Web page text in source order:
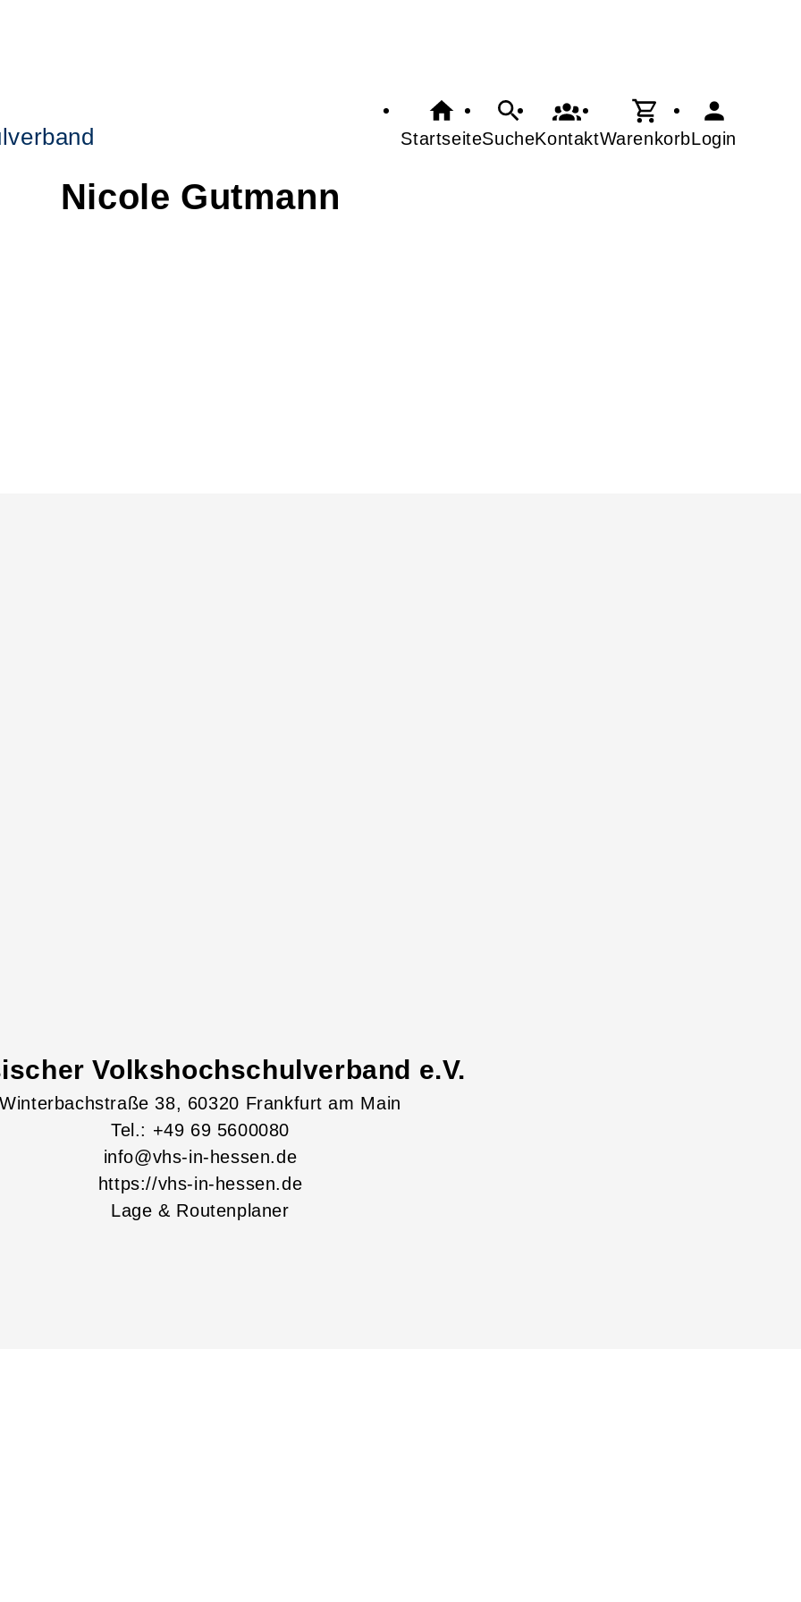
StartseiteSucheKontaktWarenkorbLogin
Nicole Gutmann
Volkshochschulverband e.V.
Winterbachstraße 38, 60320 Frankfurt am Main
Tel.: +49 69 5600080
info@vhs-in-hessen.de
https://vhs-in-hessen.de
Lage & Routenplaner